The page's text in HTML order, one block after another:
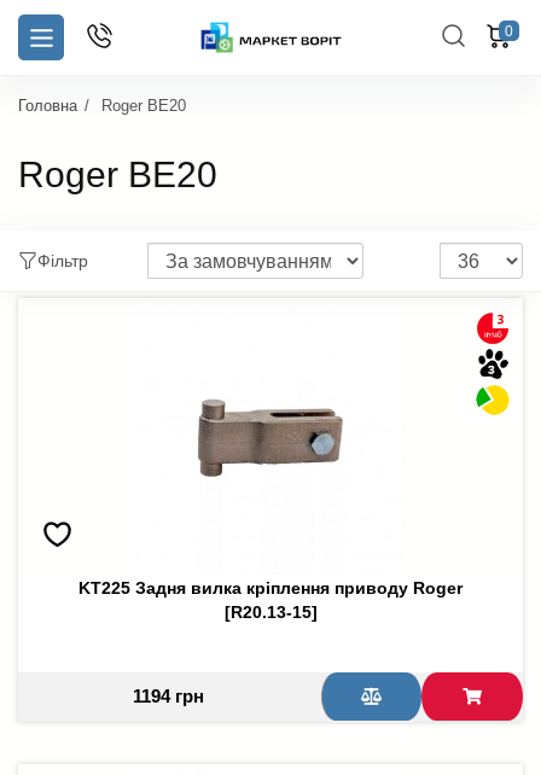
0
Головна Roger BE20
Roger BE20
Фільтр
KT225 Задня вилка кріплення приводу Roger
[R20.13-15]
1194 грн